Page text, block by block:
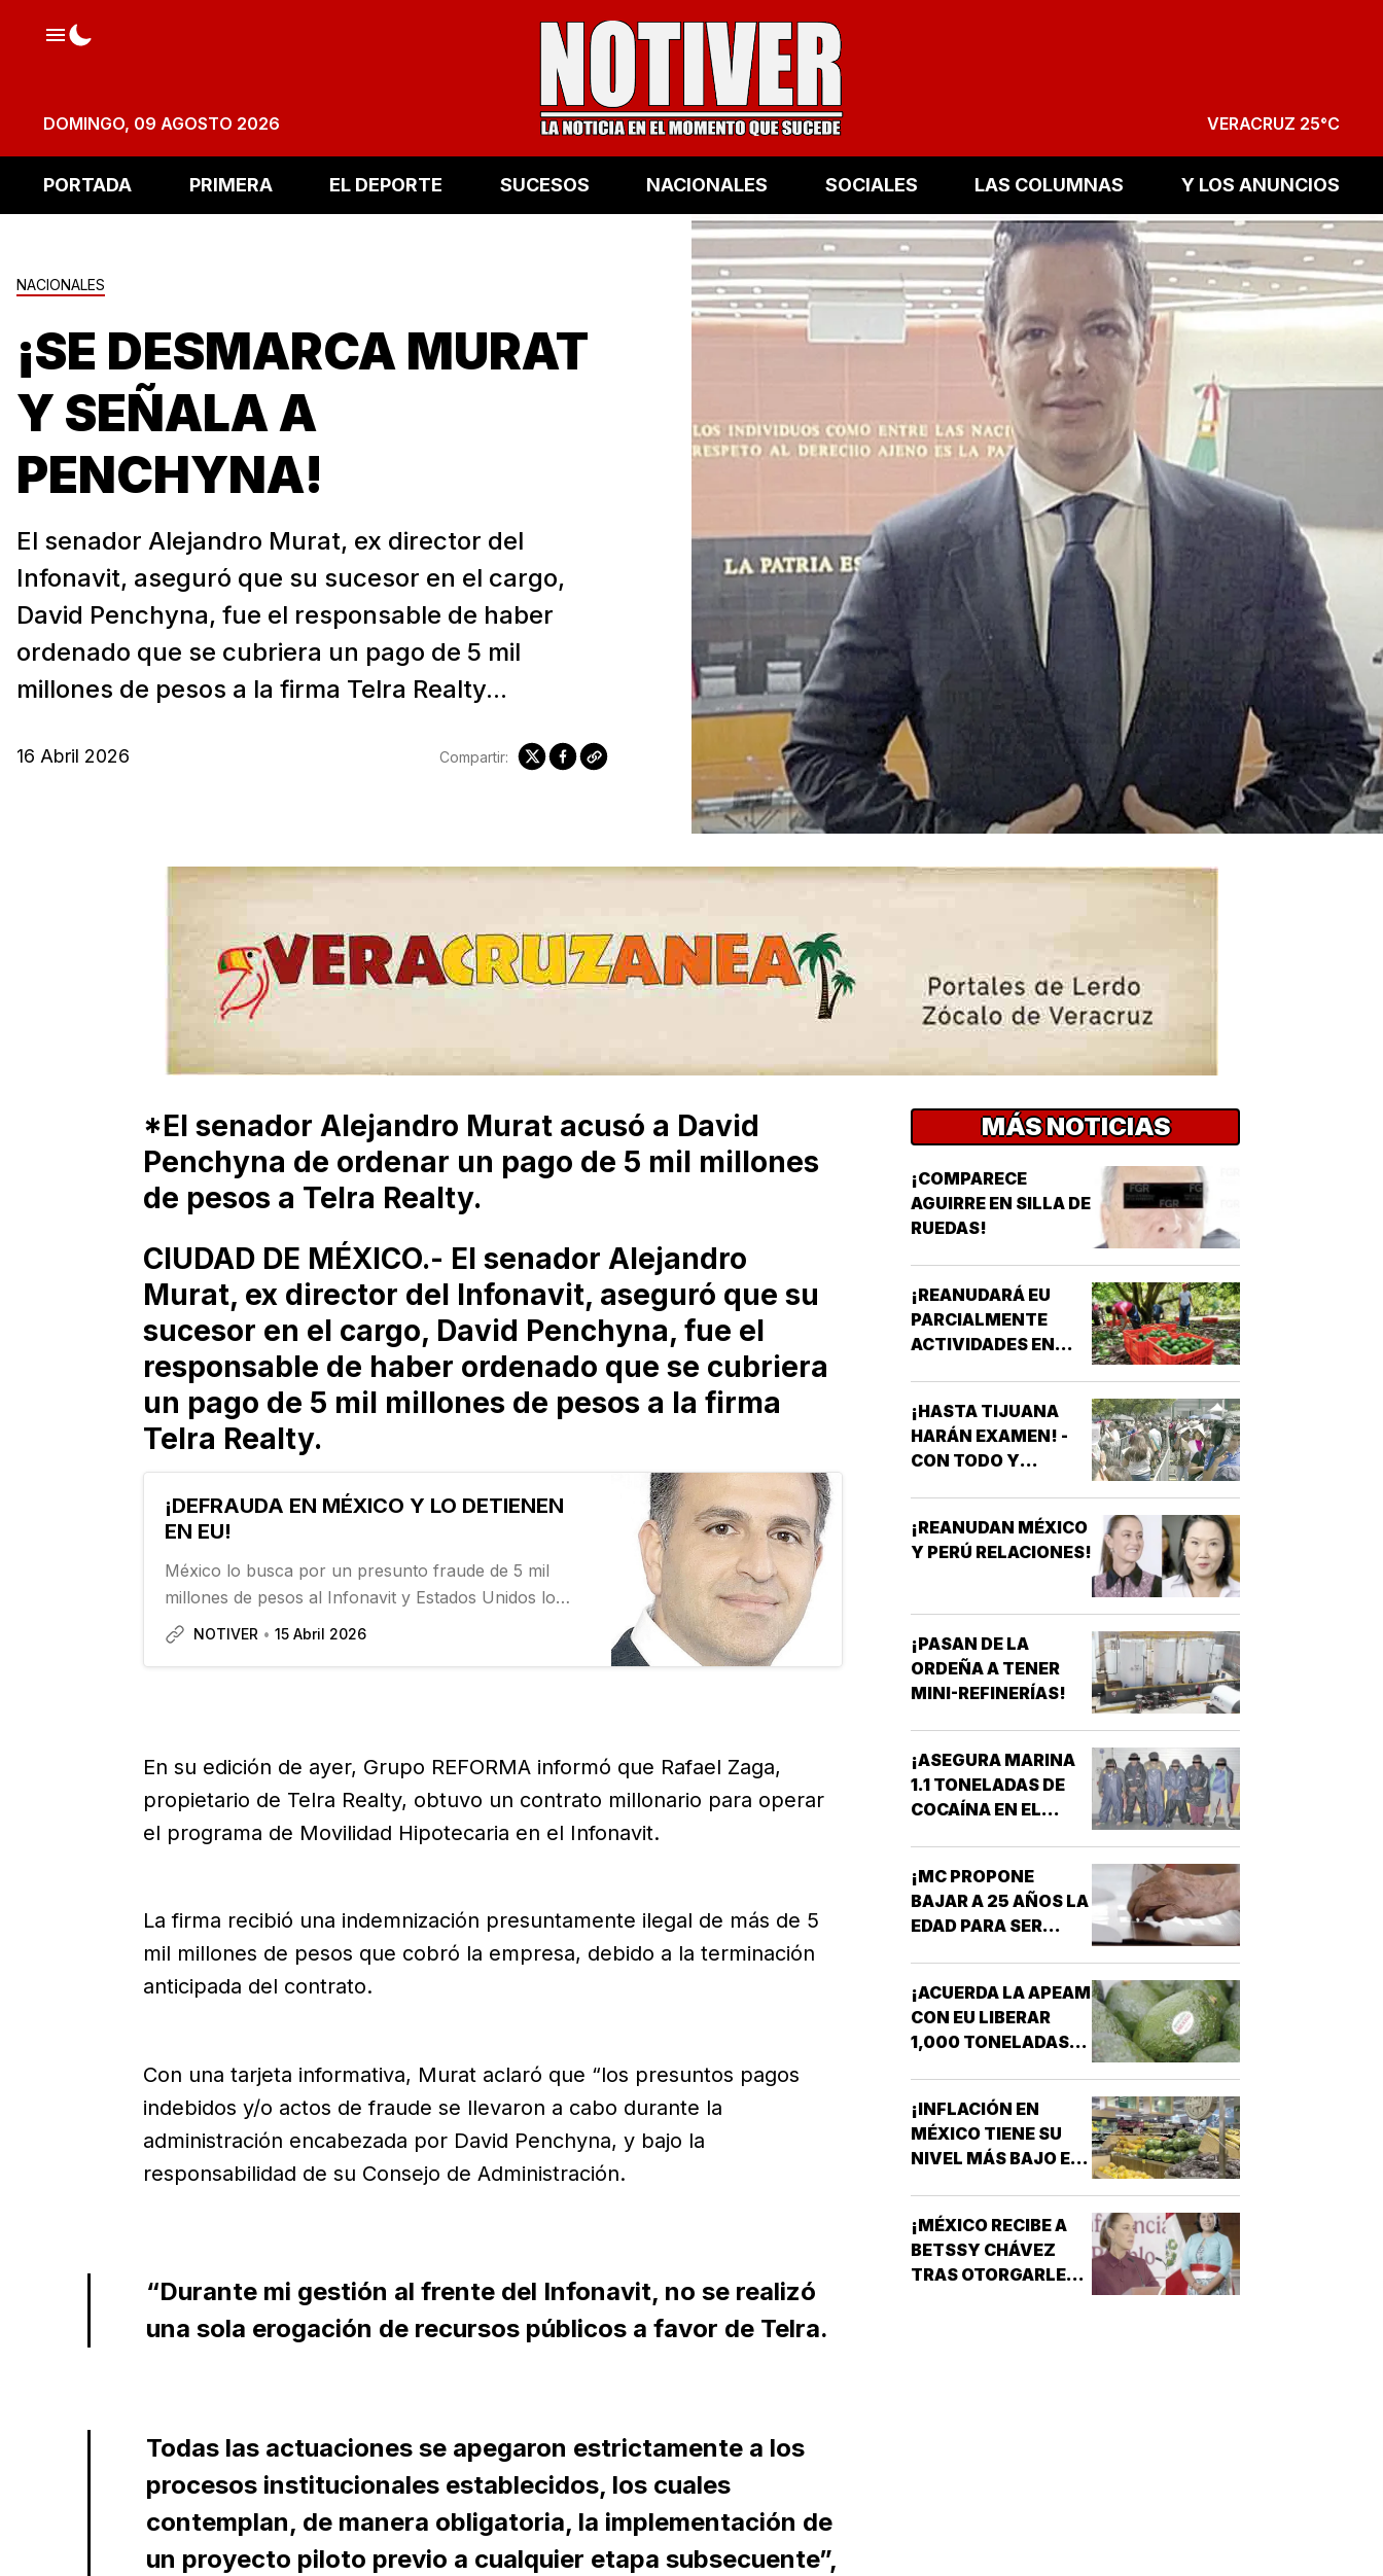
DOMINGO, 09 AGOSTO 2026 VERACRUZ 25°C
PORTADA PRIMERA EL DEPORTE SUCESOS NACIONALES SOCIALES LAS COLUMNAS Y LOS ANUNCIOS
NACIONALES
¡SE DESMARCA MURAT
Y SEÑALA A
PENCHYNA!
El senador Alejandro Murat, ex director del
Infonavit, aseguró que su sucesor en el cargo,
David Penchyna, fue el responsable de haber
ordenado que se cubriera un pago de 5 mil
millones de pesos a la firma Telra Realty...
16 Abril 2026 Compartir:
*El senador Alejandro Murat acusó a David
Penchyna de ordenar un pago de 5 mil millones
de pesos a Telra Realty.
CIUDAD DE MÉXICO.- El senador Alejandro
Murat, ex director del Infonavit, aseguró que su
sucesor en el cargo, David Penchyna, fue el
responsable de haber ordenado que se cubriera
un pago de 5 mil millones de pesos a la firma
Telra Realty.
¡DEFRAUDA EN MÉXICO Y LO DETIENEN
EN EU!
México lo busca por un presunto fraude de 5 mil
millones de pesos al Infonavit y Estados Unidos lo
tiene en sus manos por un problema migratorio. El
NOTIVER 15 Abril 2026
En su edición de ayer, Grupo REFORMA informó que Rafael Zaga,
propietario de Telra Realty, obtuvo un contrato millonario para operar
el programa de Movilidad Hipotecaria en el Infonavit.
La firma recibió una indemnización presuntamente ilegal de más de 5
mil millones de pesos que cobró la empresa, debido a la terminación
anticipada del contrato.
Con una tarjeta informativa, Murat aclaró que “los presuntos pagos
indebidos y/o actos de fraude se llevaron a cabo durante la
administración encabezada por David Penchyna, y bajo la
responsabilidad de su Consejo de Administración.
“Durante mi gestión al frente del Infonavit, no se realizó
una sola erogación de recursos públicos a favor de Telra.
Todas las actuaciones se apegaron estrictamente a los
procesos institucionales establecidos, los cuales
contemplan, de manera obligatoria, la implementación de
un proyecto piloto previo a cualquier etapa subsecuente”,
MÁS NOTICIAS
¡COMPARECE
AGUIRRE EN SILLA DE
RUEDAS!
¡REANUDARÁ EU
PARCIALMENTE
ACTIVIDADES EN
¡HASTA TIJUANA
HARÁN EXAMEN! -
CON TODO Y
¡REANUDAN MÉXICO
Y PERÚ RELACIONES!
¡PASAN DE LA
ORDEÑA A TENER
MINI-REFINERÍAS!
¡ASEGURA MARINA
1.1 TONELADAS DE
COCAÍNA EN EL
¡MC PROPONE
BAJAR A 25 AÑOS LA
EDAD PARA SER
¡ACUERDA LA APEAM
CON EU LIBERAR
1,000 TONELADAS
¡INFLACIÓN EN
MÉXICO TIENE SU
NIVEL MÁS BAJO EN
¡MÉXICO RECIBE A
BETSSY CHÁVEZ
TRAS OTORGARLE